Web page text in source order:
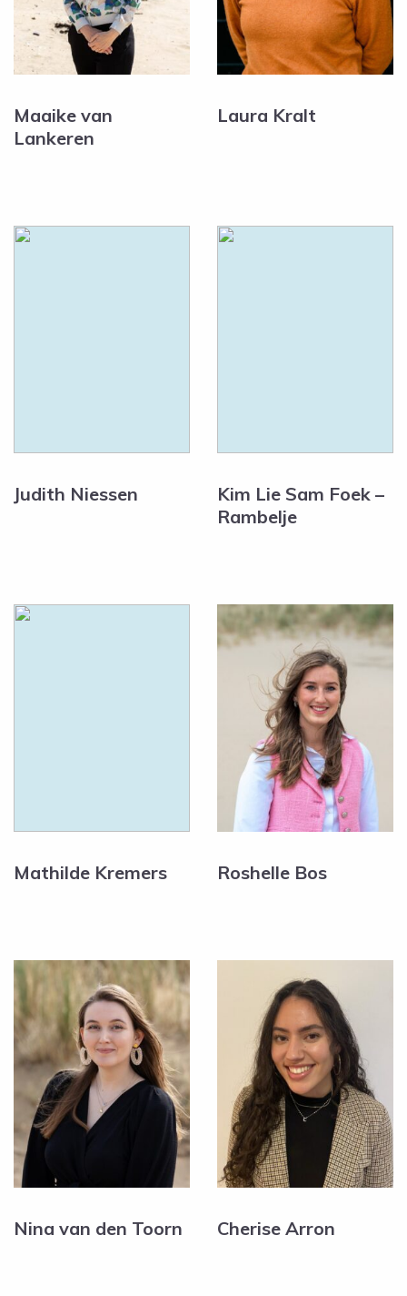
Maaike van
Lankeren
Laura Kralt
Judith Niessen
Kim Lie Sam Foek –
Rambelje
Mathilde Kremers Roshelle Bos
Nina van den Toorn Cherise Arron